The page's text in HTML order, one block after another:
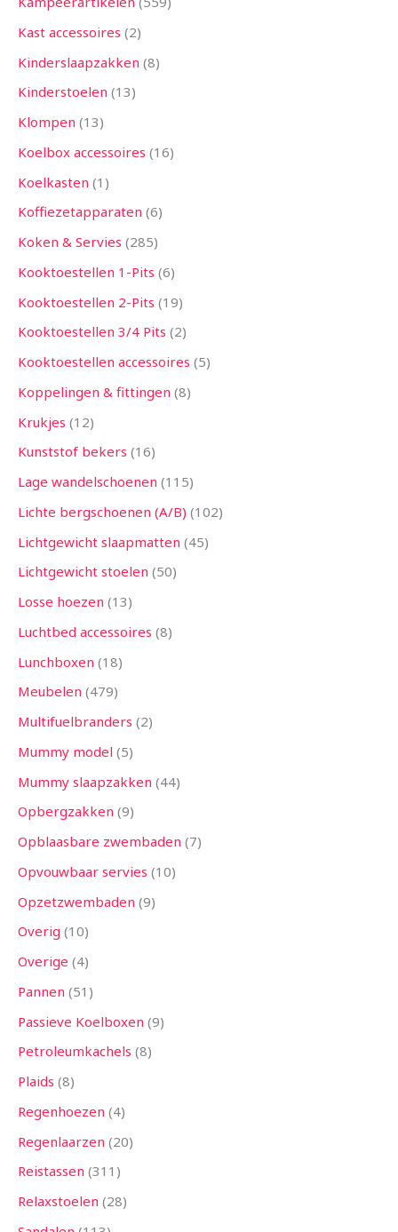
Kast accessoires 2
Kinderslaapzakken 8
Kinderstoelen 13
Klompen 13
Koelbox accessoires 16
Koelkasten 1
Koffiezetapparaten 6
Koken & Servies 285
Kooktoestellen 1-Pits 6
Kooktoestellen 2-Pits 19
Kooktoestellen 3/4 Pits 2
Kooktoestellen accessoires 5
Koppelingen & fittingen 8
Krukjes 12
Kunststof bekers 16
Lage wandelschoenen 115
Lichte bergschoenen (A/B) 102
Lichtgewicht slaapmatten 45
Lichtgewicht stoelen 50
Losse hoezen 13
Luchtbed accessoires 8
Lunchboxen 18
Meubelen 479
Multifuelbranders 2
Mummy model 5
Mummy slaapzakken 44
Opbergzakken 9
Opblaasbare zwembaden 7
Opvouwbaar servies 10
Opzetzwembaden 9
Overig 10
Overige 4
Pannen 51
Passieve Koelboxen 9
Petroleumkachels 8
Plaids 8
Regenhoezen 4
Regenlaarzen 20
Reistassen 311
Relaxstoelen 28